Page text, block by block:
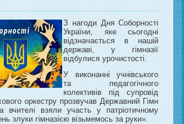
З нагоди Дня Соборності
України, яке сьогодні
відзначається в нашій
державі, у гімназії
відбулися урочистості.
У виконанні учнівського
та педагогічного
колективів під супровід
оркестру прозвучав Державний Гімн
вчителі взяли участь у патріотичному
злуки гімназією візьмемось за руки».